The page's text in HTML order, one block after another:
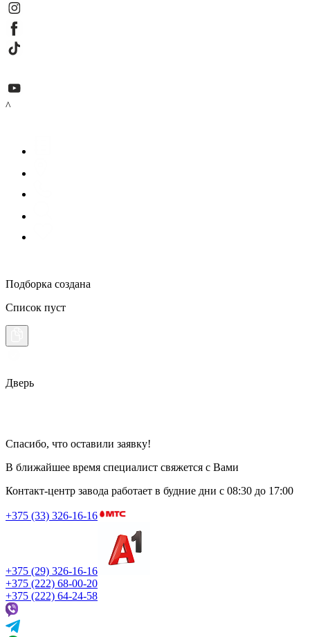
^
Подборка создана
Список пуст
Дверь
Спасибо, что оставили заявку!
В ближайшее время специалист свяжется с Вами
Контакт-центр завода работает в будние дни с 08:30 до 17:00
+375 (33) 326-16-16
+375 (29) 326-16-16
+375 (222) 68-00-20
+375 (222) 64-24-58